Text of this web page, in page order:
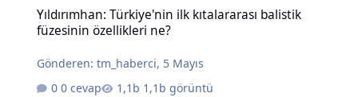
Yıldırımhan: Türkiye'nin ilk kıtalararası balistik
füzesinin özellikleri ne?
Gönderen:tm_haberci, 5 Mayıs
0 cevap
1,1b görüntü